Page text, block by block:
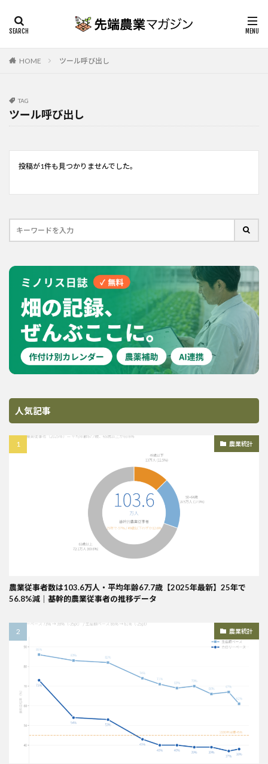
HOME ツール呼び出し
TAG
ツール呼び出し
投稿が1件も見つかりませんでした。
人気記事
農業統計
農業従事者数は103.6万人・平均年齢67.7歳【2025年最新】25年で
56.8%減｜基幹的農業従事者の推移データ
農業統計